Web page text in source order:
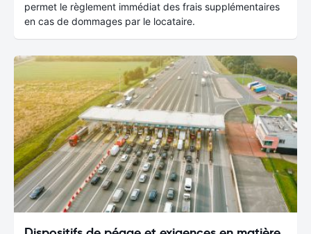
permet le règlement immédiat des frais supplémentaires
en cas de dommages par le locataire.